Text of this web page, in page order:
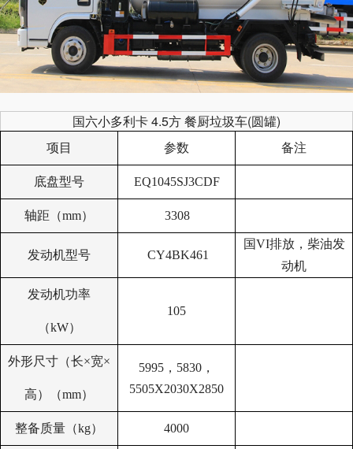
国六小多利卡 4.5方 餐厨垃圾车(圆罐)
项目 参数 备注
底盘型号 EQ1045SJ3CDF
轴距（mm） 3308
发动机型号 CY4BK461
国VI排放，柴油发
动机
发动机功率
（kW）
105
外形尺寸（长×宽×
高）（mm）
5995 ，5830，
5505X2030X2850
整备质量（kg） 4000